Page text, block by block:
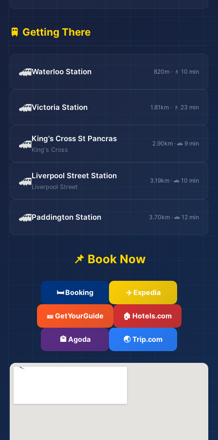
🚆 Getting There
🚄Waterloo Station 820m · 🚶 10 min
🚄Victoria Station 1.81km · 🚶 23 min
🚄King's Cross St Pancras
King's Cross
2.90km · 🚗 9 min
🚄Liverpool Street Station
Liverpool Street
3.19km · 🚗 10 min
🚄Paddington Station 3.70km · 🚗 12 min
📌 Book Now
🛏️ Booking ✈️ Expedia
🎫 GetYourGuide 🏠 Hotels.com
🏨 Agoda 🌏 Trip.com